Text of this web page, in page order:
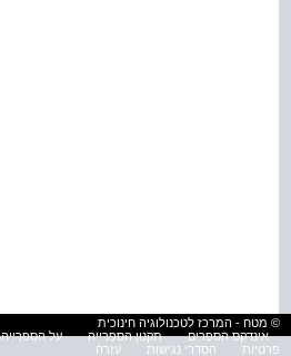
© מטח - המרכז לטכנולוגיה חינוכית
אינדקס הספרים
תקנון הספרייה על הספרייה
פרטיות
הסדרי נגישות עזרה